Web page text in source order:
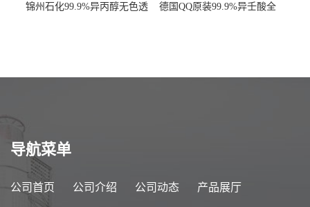
锦州石化99.9%异丙醇无色透
德国QQ原装99.9%异壬酸全
导航菜单
公司首页 公司介绍 公司动态 产品展厅